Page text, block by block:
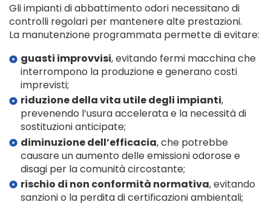
Gli impianti di abbattimento odori necessitano di
controlli regolari per mantenere alte prestazioni.
La manutenzione programmata permette di evitare:
guasti improvvisi, evitando fermi macchina che
interrompono la produzione e generano costi
imprevisti;
riduzione della vita utile degli impianti,
prevenendo l’usura accelerata e la necessità di
sostituzioni anticipate;
diminuzione dell’efficacia, che potrebbe
causare un aumento delle emissioni odorose e
disagi per la comunità circostante;
rischio di non conformità normativa, evitando
sanzioni o la perdita di certificazioni ambientali;